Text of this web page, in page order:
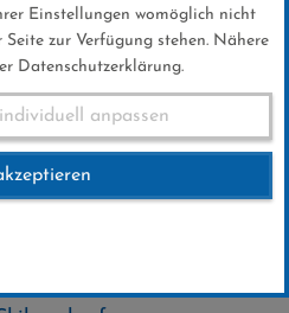
überzeugt
KidsCup
Einstellungen womöglich nicht
zur Verfügung stehen. Nähere
Datenschutzerklärung.
anpassen